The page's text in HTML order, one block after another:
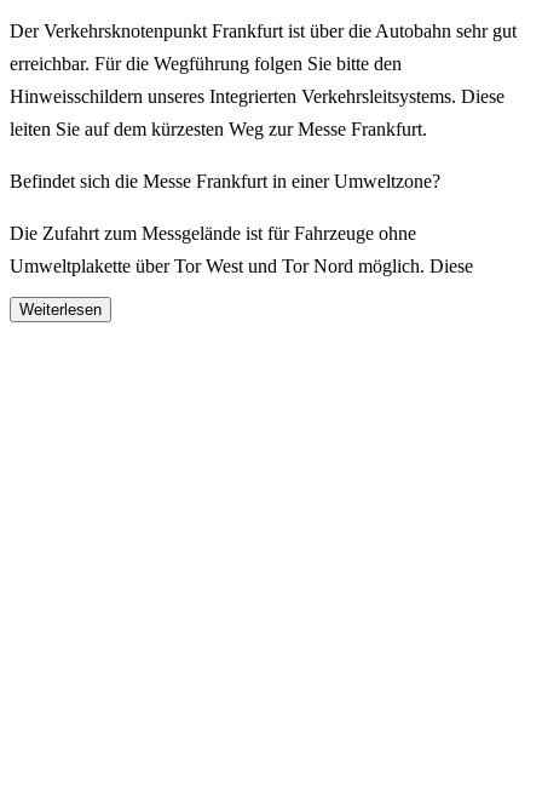
Der Verkehrsknotenpunkt Frankfurt ist über die Autobahn sehr gut
erreichbar. Für die Wegführung folgen Sie bitte den
Hinweisschildern unseres Integrierten Verkehrsleitsystems. Diese
leiten Sie auf dem kürzesten Weg zur Messe Frankfurt.
Befindet sich die Messe Frankfurt in einer Umweltzone?
Die Zufahrt zum Messgelände ist für Fahrzeuge ohne
Umweltplakette über Tor West und Tor Nord möglich. Diese
können von der A5 kommend über die A648, Abfahrt Rebstock
Weiterlesen